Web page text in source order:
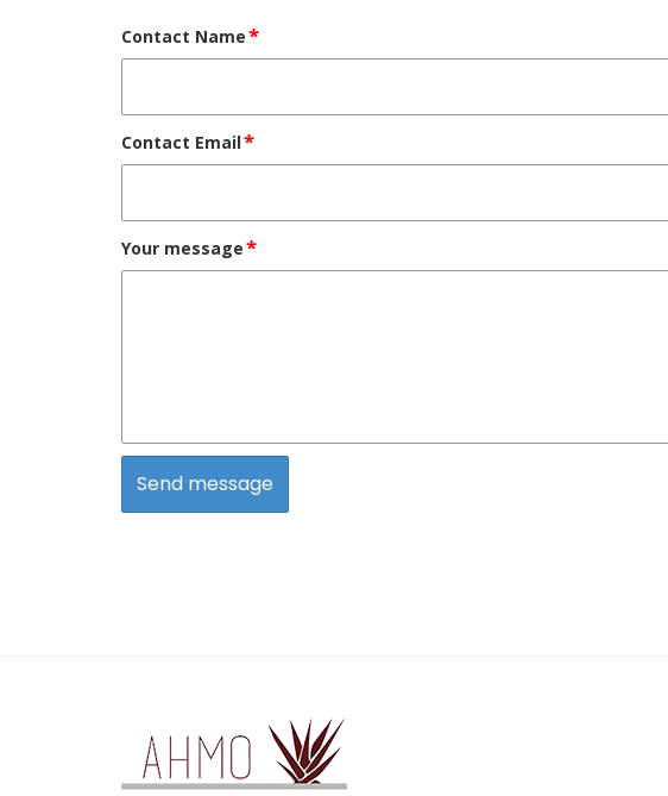
Contact Name*
Contact Email*
Your message*